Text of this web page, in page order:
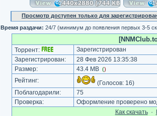
Просмотр доступен только для
Время раздачи: 24/7 (минимум до появления первых 3-5
Торрент:
Зарегистрирован
Зарегистрирован:
28 Фев 2026 13:35:38
Размер:
43.4 MB ()
Рейтинг: (Голосов: 16)
Поблагодарили:
75
Проверка:
Оформление проверено
Как cкачать·